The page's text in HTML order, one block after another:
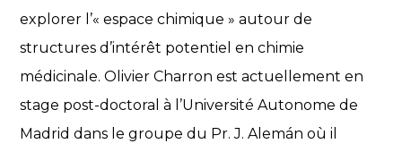
explorer l’« espace chimique » autour de
structures d’intérêt potentiel en chimie
médicinale. Olivier Charron est actuellement en
stage post-doctoral à l’Université Autonome de
Madrid dans le groupe du Pr. J. Alemán où il